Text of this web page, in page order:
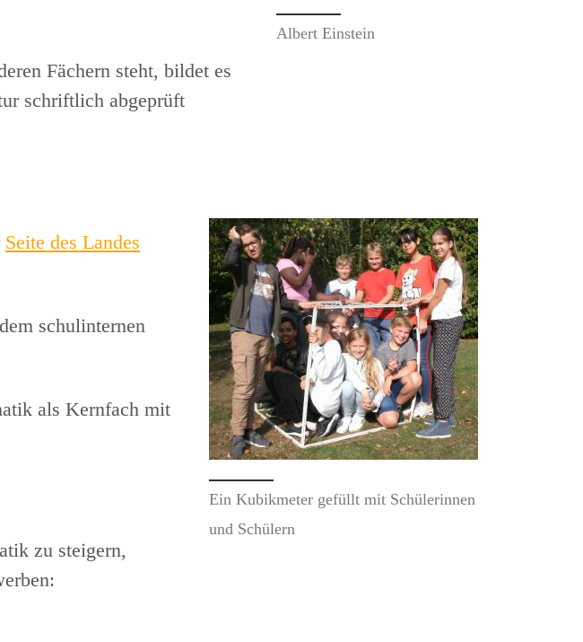
Albert Einstein
Fächern steht, bildet es
schriftlich abgeprüft
Ein Kubikmeter gefüllt mit Schülerinnen
und Schülern
Seite des Landes
schulinternen
als Kernfach mit
zu steigern,